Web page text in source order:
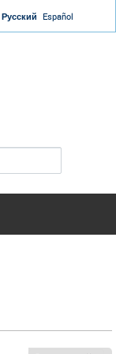
Русский Español